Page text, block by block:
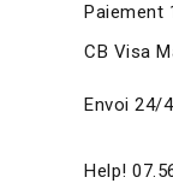
Paiement
CB Visa
Envoi 24/
Help!